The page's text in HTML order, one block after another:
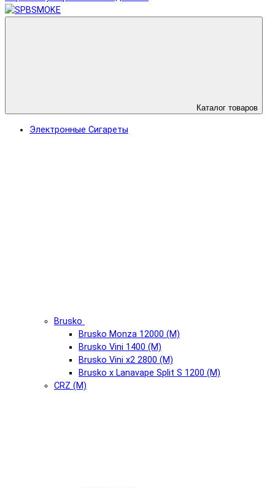
Каталог товаров
Электронные Сигареты
Brusko
Brusko Monza 12000 (М)
Brusko Vini 1400 (М)
Brusko Vini x2 2800 (М)
Brusko x Lanavape Split S 1200 (М)
CRZ (М)